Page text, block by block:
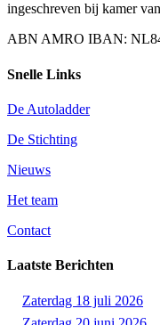
ingeschreven bij kamer
ABN AMRO IBAN:
Snelle Links
De Autoladder
De Stichting
Nieuws
Het team
Contact
Laatste Berichten
Zaterdag 18 juli 2026